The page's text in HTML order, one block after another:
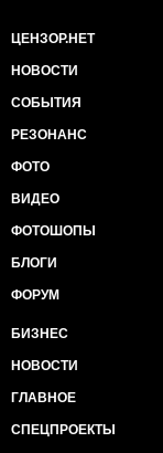
ЦЕНЗОР.НЕТ
НОВОСТИ
СОБЫТИЯ
РЕЗОНАНС
ФОТО
ВИДЕО
ФОТОШОПЫ
БЛОГИ
ФОРУМ
БИЗНЕС
НОВОСТИ
ГЛАВНОЕ
СПЕЦПРОЕКТЫ